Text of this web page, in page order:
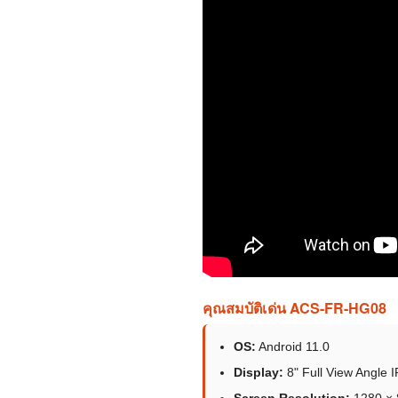
คุณสมบัติเด่น ACS-FR-HG08
OS: Android 11.0
Display: 8" Full View Angle